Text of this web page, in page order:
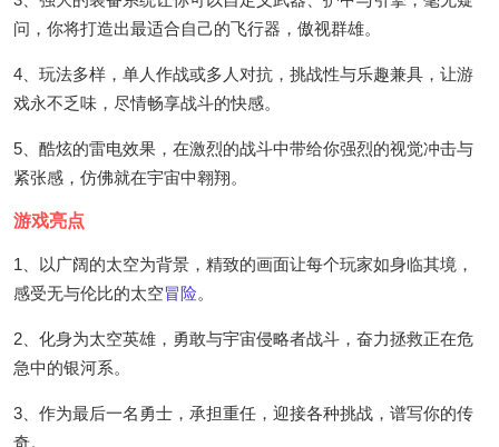
问，你将打造出最适合自己的飞行器，傲视群雄。
4、玩法多样，单人作战或多人对抗，挑战性与乐趣兼具，让游
戏永不乏味，尽情畅享战斗的快感。
5、酷炫的雷电效果，在激烈的战斗中带给你强烈的视觉冲击与
紧张感，仿佛就在宇宙中翱翔。
游戏亮点
1、以广阔的太空为背景，精致的画面让每个玩家如身临其境，
感受无与伦比的太空冒险。
2、化身为太空英雄，勇敢与宇宙侵略者战斗，奋力拯救正在危
急中的银河系。
3、作为最后一名勇士，承担重任，迎接各种挑战，谱写你的传
奇。